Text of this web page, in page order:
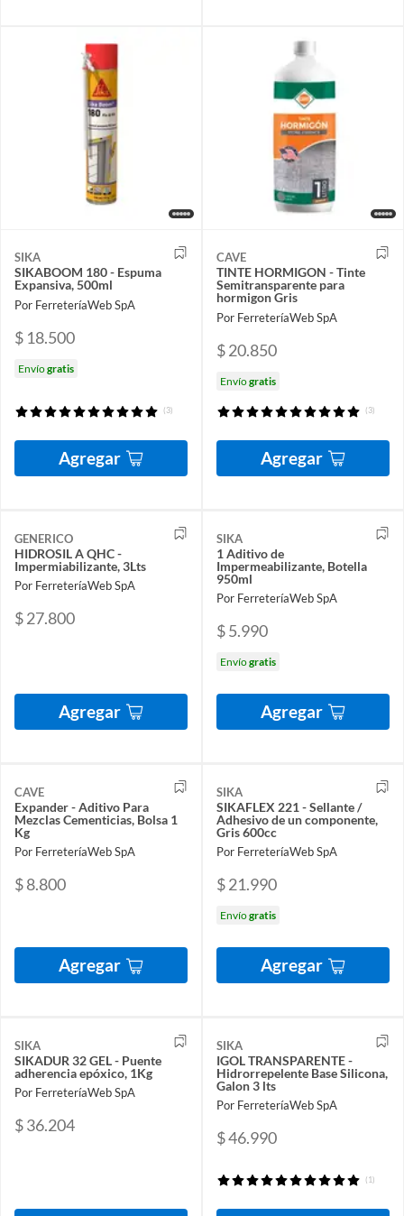
SIKA
SIKABOOM 180 - Espuma
Expansiva, 500ml
Por FerreteríaWeb SpA
$ 18.500
Envíogratis
(3)
Agregar
CAVE
TINTE HORMIGON - Tinte
Semitransparente para
hormigon Gris
Por FerreteríaWeb SpA
$ 20.850
Envíogratis
(3)
Agregar
GENERICO
HIDROSIL A QHC -
Impermiabilizante, 3Lts
Por FerreteríaWeb SpA
$ 27.800
Agregar
SIKA
1 Aditivo de
Impermeabilizante, Botella
950ml
Por FerreteríaWeb SpA
$ 5.990
Envíogratis
Agregar
CAVE
Expander - Aditivo Para
Mezclas Cementicias, Bolsa 1
Kg
Por FerreteríaWeb SpA
$ 8.800
Agregar
SIKA
SIKAFLEX 221 - Sellante /
Adhesivo de un componente,
Gris 600cc
Por FerreteríaWeb SpA
$ 21.990
Envíogratis
Agregar
SIKA
SIKADUR 32 GEL - Puente
adherencia epóxico, 1Kg
Por FerreteríaWeb SpA
$ 36.204
SIKA
IGOL TRANSPARENTE -
Hidrorrepelente Base Silicona,
Galon 3 lts
Por FerreteríaWeb SpA
$ 46.990
(1)